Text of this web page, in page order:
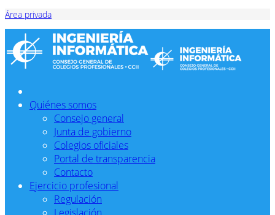
Área privada
Quiénes somos
Consejo general
Junta de gobierno
Colegios oficiales
Portal de transparencia
Contacto
Ejercicio profesional
Regulación